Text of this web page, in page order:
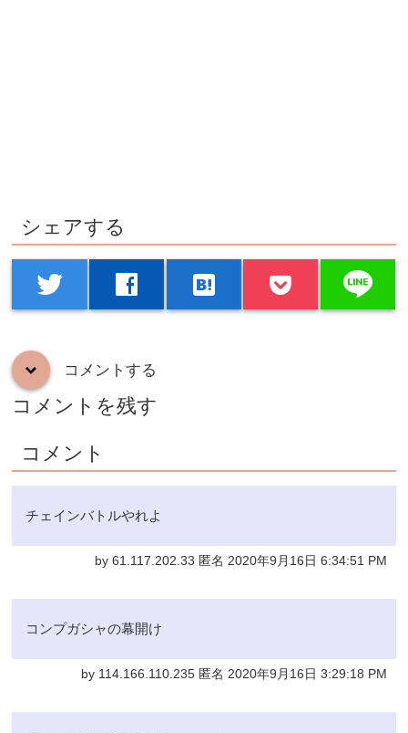
シェアする
twitter facebook hatenabookmark line
down コメントする
コメントを残す
コメント
チェインバトルやれよ
by 61.117.202.33 匿名 2020年9月16日 6:34:51 PM
コンプガシャの幕開け
by 114.166.110.235 匿名 2020年9月16日 3:29:18 PM